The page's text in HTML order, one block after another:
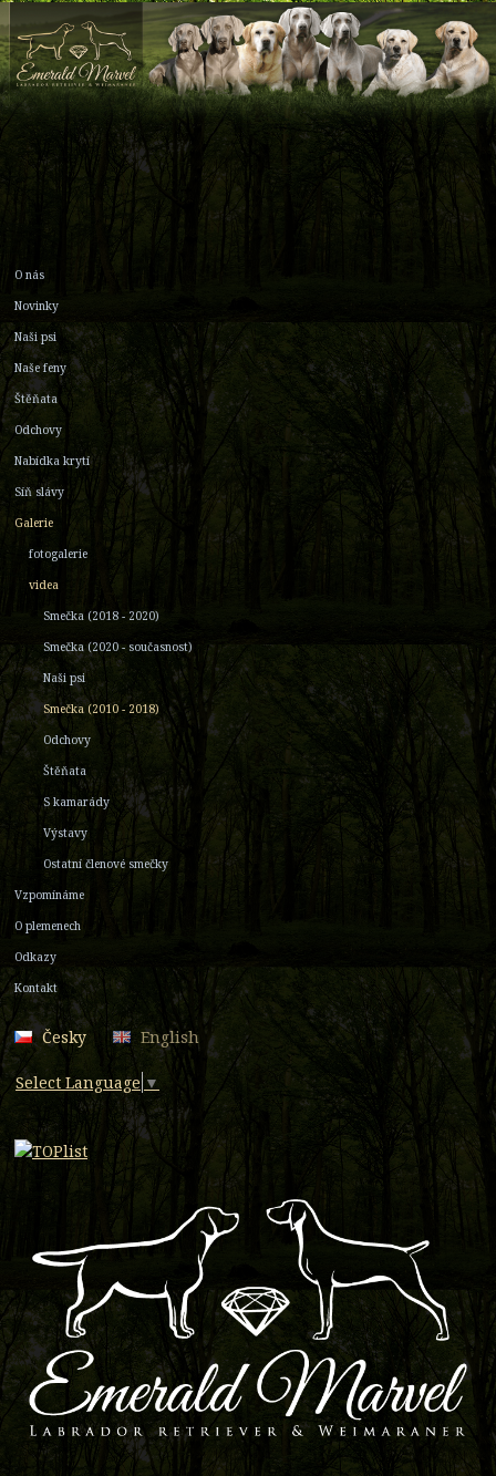
O nás
Novinky
Naši psi
Naše feny
Štěňata
Odchovy
Nabídka krytí
Síň slávy
Galerie
fotogalerie
videa
Smečka (2018 - 2020)
Smečka (2020 - současnost)
Naši psi
Smečka (2010 - 2018)
Odchovy
Štěňata
S kamarády
Výstavy
Ostatní členové smečky
Vzpomínáme
O plemenech
Odkazy
Kontakt
Česky English
Select Language ▼